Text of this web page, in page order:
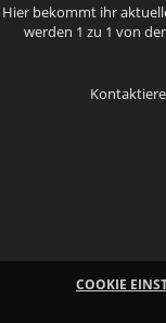
Hier bekommt ihr
werden 1 zu 1 von
COOKIE